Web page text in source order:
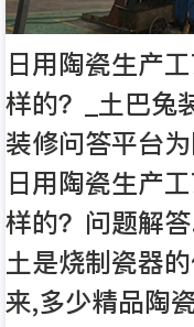
日用陶瓷生产
样的？_土巴兔
装修问答平台
日用陶瓷生产
样的？问题解
土是烧制瓷器
来,多少精品陶